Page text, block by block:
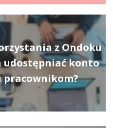
z Ondoku
udostępniać konto